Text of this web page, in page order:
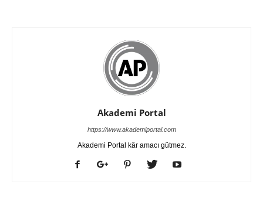
Akademi Portal
https://www.akademiportal.com
Akademi Portal kâr amacı gütmez.